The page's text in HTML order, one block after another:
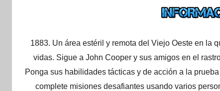
1883. Un área estéril y remota del Viejo Oeste en la
vidas. Sigue a John Cooper y sus amigos en el
Ponga sus habilidades tácticas y de acción a la
complete misiones desafiantes usando varios